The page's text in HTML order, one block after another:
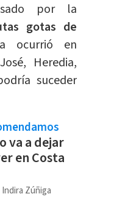
por la
gotas de
ocurrió en
Heredia,
suceder
va a dejar
en Costa
Indira Zúñiga